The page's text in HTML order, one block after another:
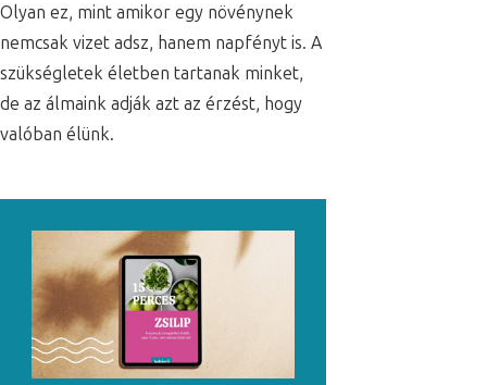
Olyan ez, mint amikor egy növénynek
nemcsak vizet adsz, hanem napfényt is. A
szükségletek életben tartanak minket,
de az álmaink adják azt az érzést, hogy
valóban élünk.